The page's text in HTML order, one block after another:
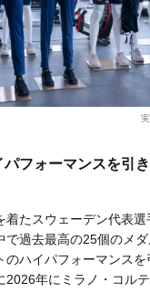
パフォーマンスを引
たスウェーデン代表選
で過去最高の25個のメ
のハイパフォーマンスを
2026年にミラノ・コル